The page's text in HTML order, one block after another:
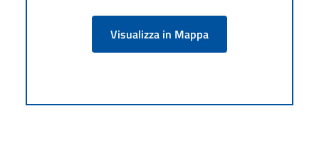
Visualizza in Mappa